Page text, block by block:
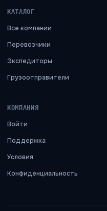
КАТАЛОГ
Все компании
Перевозчики
Экспедиторы
Грузоотправители
КОМПАНИЯ
Войти
Поддержка
Условия
Конфиденциальность